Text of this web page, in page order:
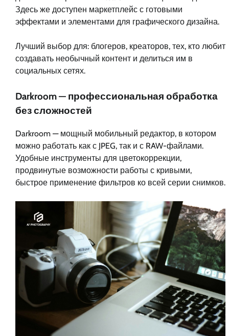
Здесь же доступен маркетплейс с готовыми
эффектами и элементами для графического дизайна.
Лучший выбор для: блогеров, креаторов, тех, кто любит
создавать необычный контент и делиться им в
социальных сетях.
Darkroom — профессиональная обработка
без сложностей
Darkroom — мощный мобильный редактор, в котором
можно работать как с JPEG, так и с RAW-файлами.
Удобные инструменты для цветокоррекции,
продвинутые возможности работы с кривыми,
быстрое применение фильтров ко всей серии снимков.